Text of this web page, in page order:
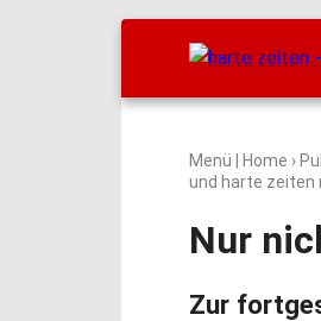
Menü Home ›
und harte zeiten
Nur
Zur